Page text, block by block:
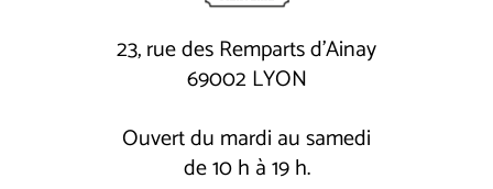
23, rue des Remparts d'Ainay
69002 LYON
Ouvert du mardi au samedi
de 10 h à 19 h.